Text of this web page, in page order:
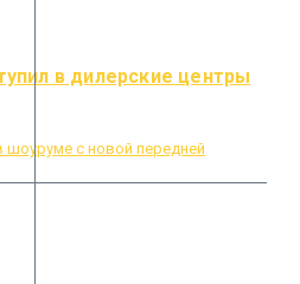
в дилерские центры